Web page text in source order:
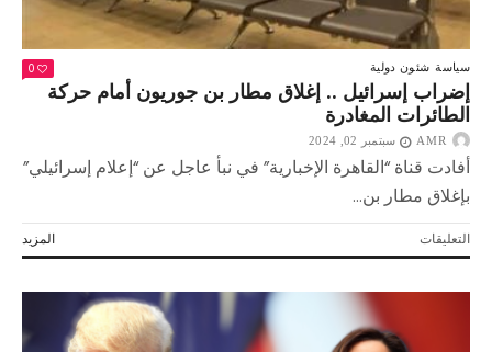
سياسة شئون دولية 0
إضراب إسرائيل .. إغلاق مطار بن جوريون أمام حركة
الطائرات المغادرة
AMR سبتمبر 02, 2024
أفادت قناة “القاهرة الإخبارية” في نبأ عاجل عن “إعلام إسرائيلي”
بإغلاق مطار بن...
المزيد التعليقاتعلى
إضراب
مطار